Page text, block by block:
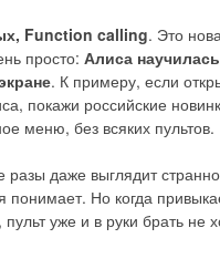
Function calling. Это
просто:Алиса
. К примеру, если
покажи российские
меню, без всяких пультов.
разы даже выглядит
понимает. Но когда
уже и в руки брать не